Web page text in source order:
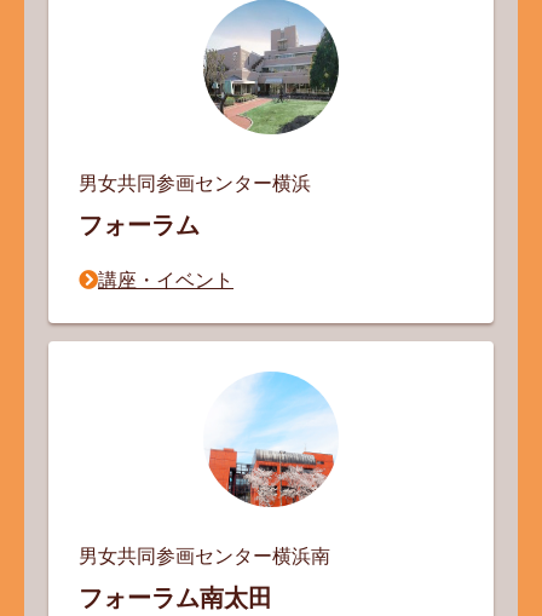
男女共同参画センター横浜
フォーラム
講座・イベント
男女共同参画センター横浜南
フォーラム南太田